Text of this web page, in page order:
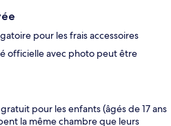
pour les frais accessoires
officielle avec photo peut être
pour les enfants (âgés de 17 ans
la même chambre que leurs